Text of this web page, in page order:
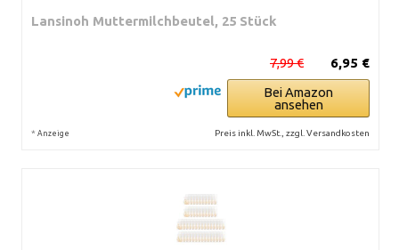
Lansinoh Muttermilchbeutel, 25 Stück
6,95 €
7,99 €
Bei Amazon
ansehen
* Anzeige Preis inkl. MwSt., zzgl. Versandkosten